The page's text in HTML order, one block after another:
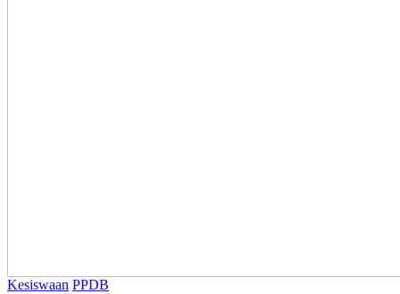
Kesiswaan PPDB